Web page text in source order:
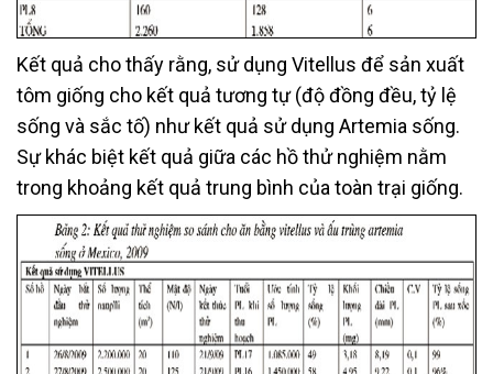
Kết quả cho thấy rằng, sử dụng Vitellus để sản xuất
tôm giống cho kết quả tương tự (độ đồng đều, tỷ lệ
sống và sắc tố) như kết quả sử dụng Artemia sống.
Sự khác biệt kết quả giữa các hồ thử nghiệm nằm
trong khoảng kết quả trung bình của toàn trại giống.